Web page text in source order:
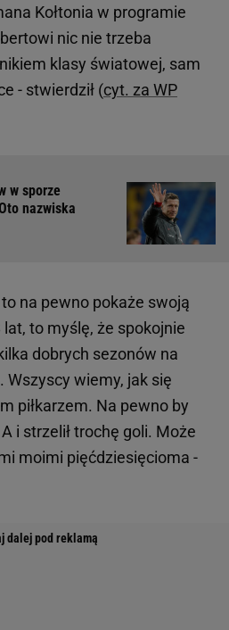
Kołtonia w programie
nic nie trzeba
klasy światowej, sam
- stwierdził (cyt. za WP
w sporze
nazwiska
na pewno pokaże swoją
to myślę, że spokojnie
dobrych sezonów na
wiemy, jak się
piłkarzem. Na pewno by
i strzelił trochę goli. Może
moimi pięćdziesięcioma -